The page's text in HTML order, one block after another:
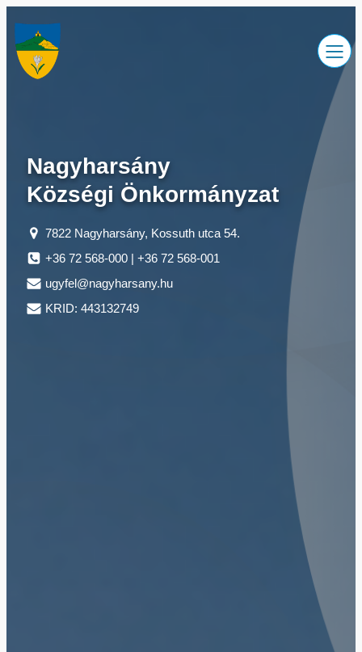
tartalomhoz
Nagyharsány
Községi Önkormányzat
7822 Nagyharsány, Kossuth utca 54.
+36 72 568-000 | +36 72 568-001
ugyfel@nagyharsany.hu
KRID: 443132749